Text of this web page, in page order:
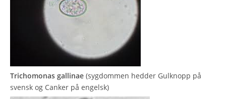
Trichomonas gallinae (sygdommen hedder Gulknopp på
svensk og Canker på engelsk)